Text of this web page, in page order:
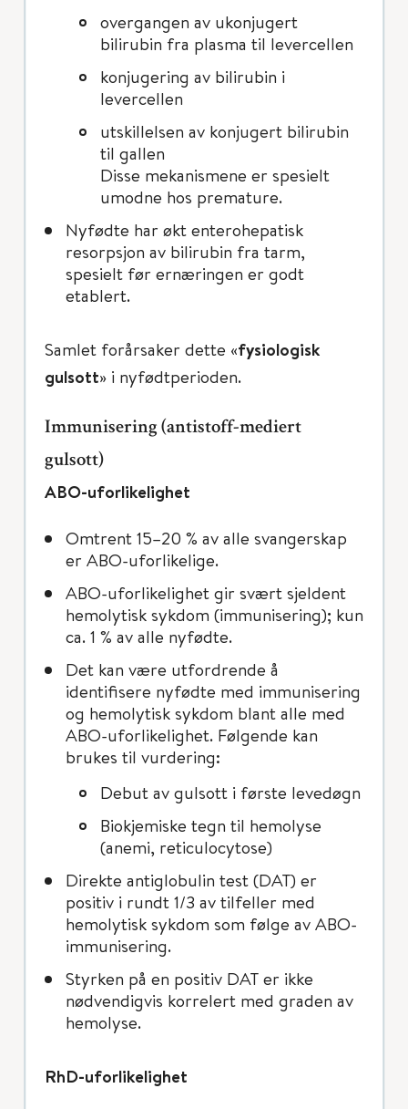
overgangen av ukonjugert
bilirubin fra plasma til levercellen
konjugering av bilirubin i
levercellen
utskillelsen av konjugert bilirubin
til gallen
Disse mekanismene er spesielt
umodne hos premature.
Nyfødte har økt enterohepatisk
resorpsjon av bilirubin fra tarm,
spesielt før ernæringen er godt
etablert.
Samlet forårsaker dette «fysiologisk
gulsott» i nyfødtperioden.
Immunisering (antistoff-mediert
gulsott)
ABO-uforlikelighet
Omtrent 15–20 % av alle svangerskap
er ABO-uforlikelige.
ABO-uforlikelighet gir svært sjeldent
hemolytisk sykdom (immunisering); kun
ca. 1 % av alle nyfødte.
Det kan være utfordrende å
identifisere nyfødte med immunisering
og hemolytisk sykdom blant alle med
ABO-uforlikelighet. Følgende kan
brukes til vurdering:
Debut av gulsott i første levedøgn
Biokjemiske tegn til hemolyse
(anemi, reticulocytose)
Direkte antiglobulin test (DAT) er
positiv i rundt 1/3 av tilfeller med
hemolytisk sykdom som følge av ABO-
immunisering.
Styrken på en positiv DAT er ikke
nødvendigvis korrelert med graden av
hemolyse.
RhD-uforlikelighet